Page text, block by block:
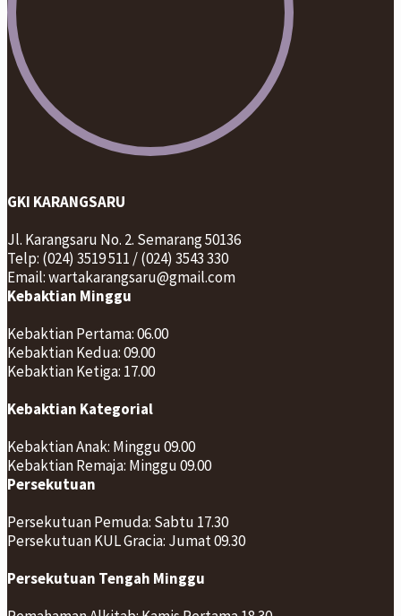
GKI KARANGSARU
Jl. Karangsaru No. 2. Semarang 50136
Telp: (024) 3519 511 / (024) 3543 330
Email: wartakarangsaru@gmail.com
Kebaktian Minggu
Kebaktian Pertama: 06.00
Kebaktian Kedua: 09.00
Kebaktian Ketiga: 17.00
Kebaktian Kategorial
Kebaktian Anak: Minggu 09.00
Kebaktian Remaja: Minggu 09.00
Persekutuan
Persekutuan Pemuda: Sabtu 17.30
Persekutuan KUL Gracia: Jumat 09.30
Persekutuan Tengah Minggu